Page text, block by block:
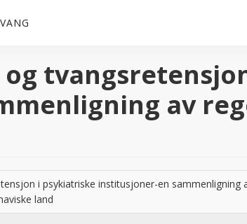
av
i psykiatriske institusjoner-en sammenligning
land